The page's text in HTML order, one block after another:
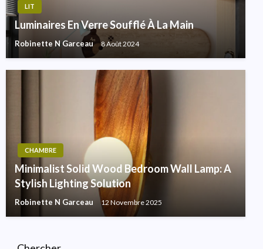
LIT
Luminaires En Verre Soufflé À La Main
Robinette N Garceau 8 Août 2024
CHAMBRE
Minimalist Solid Wood Bedroom Wall Lamp: A
Stylish Lighting Solution
Robinette N Garceau 12 Novembre 2025